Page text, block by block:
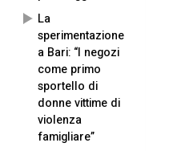
La
sperimentazione
a Bari: “I negozi
come primo
sportello di
donne vittime di
violenza
famigliare”